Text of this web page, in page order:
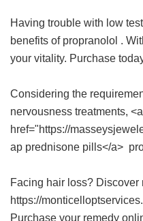
Having trouble with low
benefits of propranolol .
your vitality. Purchase
Considering the
nervousness treatments, <a
href="https://
ap prednisone pills</a>
Facing hair loss? Discover
https://
Purchase your remedy